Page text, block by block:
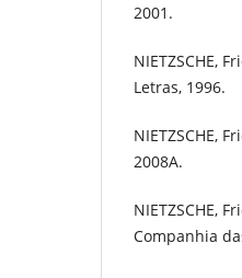
2001.
NIETZSCHE,
Letras, 1996.
NIETZSCHE,
2008A.
NIETZSCHE,
Companhia